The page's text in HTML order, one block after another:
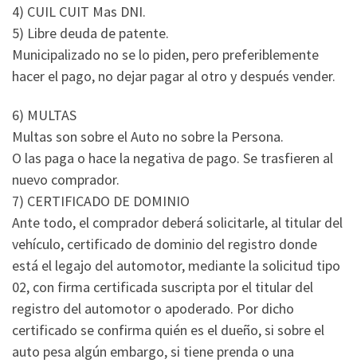
4) CUIL CUIT Mas DNI.
5) Libre deuda de patente.
Municipalizado no se lo piden, pero preferiblemente
hacer el pago, no dejar pagar al otro y después vender.
6) MULTAS
Multas son sobre el Auto no sobre la Persona.
O las paga o hace la negativa de pago. Se trasfieren al
nuevo comprador.
7) CERTIFICADO DE DOMINIO
Ante todo, el comprador deberá solicitarle, al titular del
vehículo, certificado de dominio del registro donde
está el legajo del automotor, mediante la solicitud tipo
02, con firma certificada suscripta por el titular del
registro del automotor o apoderado. Por dicho
certificado se confirma quién es el dueño, si sobre el
auto pesa algún embargo, si tiene prenda o una